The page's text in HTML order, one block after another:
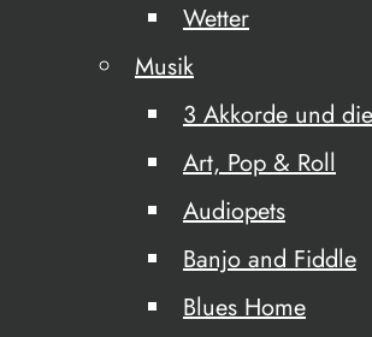
Wetter
Musik
3 Akkorde und
Art, Pop & Roll
Audiopets
Banjo and Fiddle
Blues Home